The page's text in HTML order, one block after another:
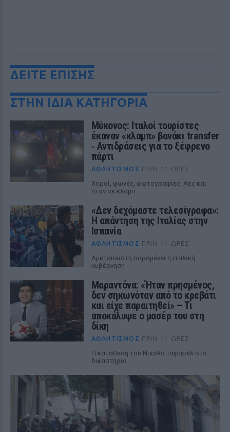
ΔΕΙΤΕ ΕΠΙΣΗΣ
ΣΤΗΝ ΙΔΙΑ ΚΑΤΗΓΟΡΙΑ
Μύκονος: Ιταλοί τουρίστες
έκαναν «κλαμπ» βανάκι transfer
‑ Αντιδράσεις για το ξέφρενο
πάρτι
ΑΘΛΗΤΙΣΜΌΣ ΠΡΙΝ 11 ΏΡΕΣ
Χοροί, φωνές, φωτογραφίες: Λες και
ήταν σε κλαμπ
«Δεν δεχόμαστε τελεσίγραφα»:
Η απάντηση της Ιταλίας στην
Ισπανία
ΑΘΛΗΤΙΣΜΌΣ ΠΡΙΝ 11 ΏΡΕΣ
Αμετάπειστη παραμένει η ιταλική
κυβέρνηση
Μαραντόνα: «Ήταν πρησμένος,
δεν σηκωνόταν από το κρεβάτι
και είχε παραιτηθεί» – Τι
αποκάλυψε ο μασέρ του στη
δίκη
ΑΘΛΗΤΙΣΜΌΣ ΠΡΙΝ 11 ΏΡΕΣ
Η κατάθεση του Νικολά Ταφαρέλ στο
δικαστήριο